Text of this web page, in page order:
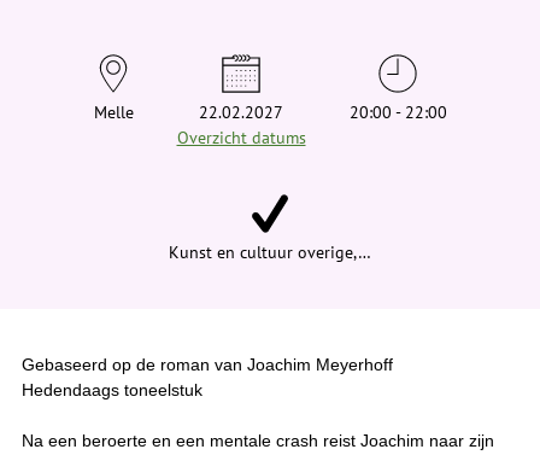
e
h
e
Melle
22.02.2027
Overzicht datums
20:00 - 22:00
Kunst en cultuur overige,…
Gebaseerd op de roman van Joachim Meyerhoff
Hedendaags toneelstuk
Na een beroerte en een mentale crash reist Joachim naar zijn